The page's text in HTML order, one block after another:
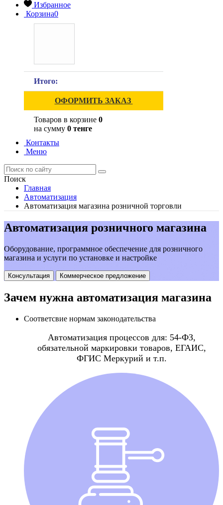
Избранное
Корзина0
Итого:
ОФОРМИТЬ ЗАКАЗ
Товаров в корзине 0
на сумму 0 тенге
Контакты
Меню
Поиск
Главная
Автоматизация
Автоматизация магазина розничной торговли
Автоматизация розничного магазина
Оборудование, программное обеспечение для розничного
магазина и услуги по установке и настройке
Консультация Коммерческое предложение
Зачем нужна автоматизация магазина
Соответсвие нормам законодательства
Автоматизация процессов для: 54-ФЗ,
обязательной маркировки товаров, ЕГАИС,
ФГИС Меркурий и т.п.